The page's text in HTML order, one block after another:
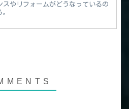
スやリフォームがどうなっているの